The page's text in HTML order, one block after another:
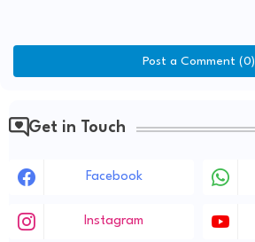
Post a Comment (0)
Get in Touch
Facebook
Instagram